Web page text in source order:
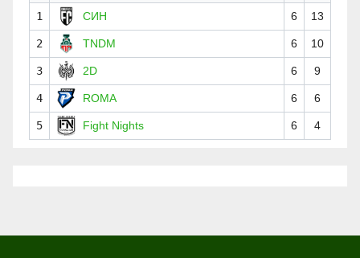
1 СИН 6 13
2 TNDM 6 10
3 2D 6 9
4 ROMA 6 6
5 Fight Nights 6 4